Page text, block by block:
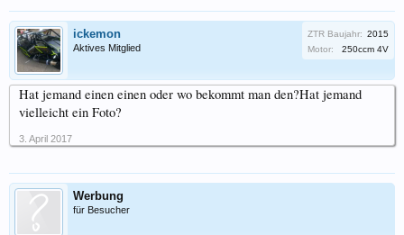
ickemon
Aktives Mitglied
ZTR Baujahr: 2015
Motor:
250ccm 4V
Hat jemand einen einen oder wo bekommt man den?Hat jemand
vielleicht ein Foto?
3. April 2017
Werbung
für Besucher